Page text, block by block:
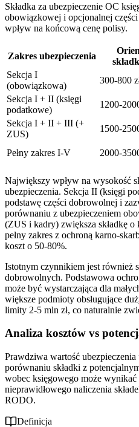
Składka za ubezpieczenie OC
obowiązkowej i opcjonalnej
wpływ na końcową cenę polisy.
Zakres ubezpieczenia
Sekcja I
(obowiązkowa)
300-800
Sekcja I + II (księgi
podatkowe)
1200-
Sekcja I + II + III (+
ZUS)
1500-
Pełny zakres I-V
2000-
Największy wpływ na wysokość
ubezpieczenia. Sekcja II (księgi
podstawę części dobrowolnej i
porównaniu z ubezpieczeniem
(ZUS i kadry) zwiększa składkę
pełny zakres z ochroną karno-
koszt o 50-80%.
Istotnym czynnikiem jest również
dobrowolnych. Podstawowa
może być wystarczająca dla
większe podmioty obsługujące
limity 2-5 mln zł, co naturalnie
Analiza kosztów vs
Prawdziwa wartość
porównaniu składki z
wobec księgowego może
nieprawidłowego naliczenia
RODO.
Definicja